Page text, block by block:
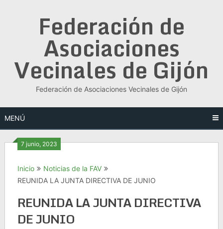
Federación de
Asociaciones
Vecinales de Gijón
Federación de Asociaciones Vecinales de Gijón
MENÚ
7 junio, 2023
Inicio
Noticias de la FAV
REUNIDA LA JUNTA DIRECTIVA DE JUNIO
REUNIDA LA JUNTA DIRECTIVA
DE JUNIO